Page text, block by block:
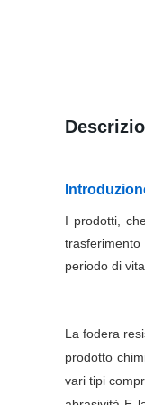
I prodotti,
periodo di
La fodera
prodotto
vari tipi